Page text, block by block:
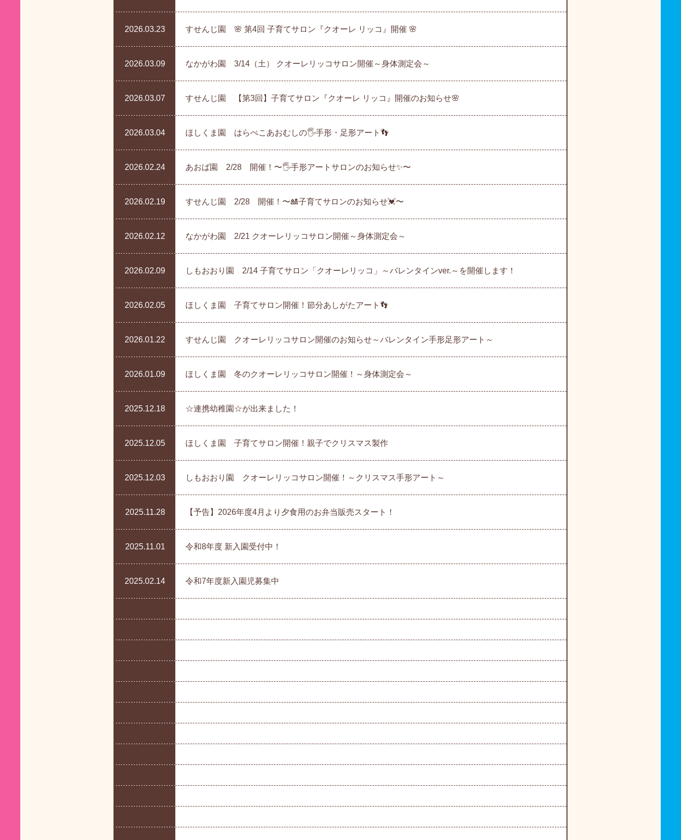
2026.03.23 すせんじ園 🌸 第4回 子育てサロン『クオーレ リッコ』開催 🌸
2026.03.09 なかがわ園 3/14（土） クオーレリッコサロン開催～身体測定会～
2026.03.07 すせんじ園 【第3回】子育てサロン『クオーレ リッコ』開催のお知らせ🌸
2026.03.04 ほしくま園 はらぺこあおむしの🖐手形・足形アート👣
2026.02.24 あおば園 2/28 開催！〜🖐手形アートサロンのお知らせ✨〜
2026.02.19 すせんじ園 2/28 開催！〜🎎子育てサロンのお知らせ💓〜
2026.02.12 なかがわ園 2/21 クオーレリッコサロン開催～身体測定会～
2026.02.09 しもおおり園 2/14 子育てサロン「クオーレリッコ」～バレンタインver.～を開催します！
2026.02.05 ほしくま園 子育てサロン開催！節分あしがたアート👣
2026.01.22 すせんじ園 クオーレリッコサロン開催のお知らせ～バレンタイン手形足形アート～
2026.01.09 ほしくま園 冬のクオーレリッコサロン開催！～身体測定会～
2025.12.18 ☆連携幼稚園☆が出来ました！
2025.12.05 ほしくま園 子育てサロン開催！親子でクリスマス製作
2025.12.03 しもおおり園 クオーレリッコサロン開催！～クリスマス手形アート～
2025.11.28 【予告】2026年度4月より夕食用のお弁当販売スタート！
2025.11.01 令和8年度 新入園受付中！
2025.02.14 令和7年度新入園児募集中